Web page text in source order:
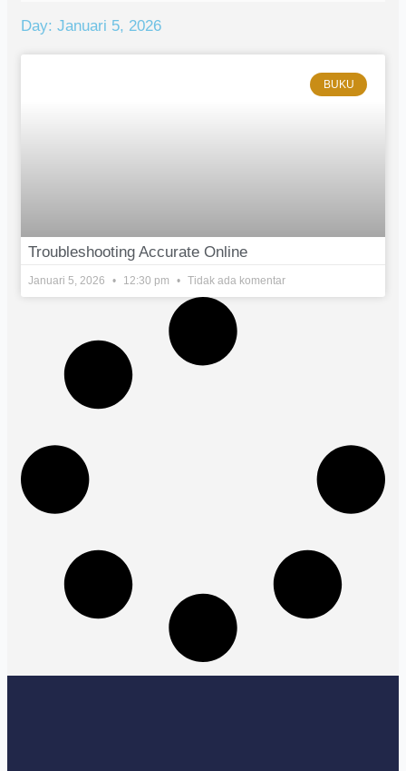
Day: Januari 5, 2026
BUKU
Troubleshooting Accurate Online
Januari 5, 2026 12:30 pm Tidak ada komentar